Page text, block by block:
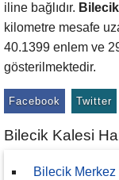
iline bağlıdır.
kilometre mesafe
40.1399 enlem ve
gösterilmektedir.
Facebook Twitter
Bilecik Kalesi
Bilecik Merkez